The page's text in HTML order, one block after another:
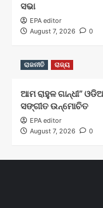
ସଭା
EPA editor
August 7, 2026
0
ରାଜନୀତି
ରାଜ୍ୟ
ଆମ ରାହୁଳ ଗାନ୍ଧୀ”
ସଙ୍ଗୀତ ଉନ୍ମୋଚିତ
EPA editor
August 7, 2026
0